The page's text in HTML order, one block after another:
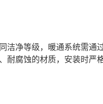
洁净等级，暖通系统需
耐腐蚀的材质，安装时